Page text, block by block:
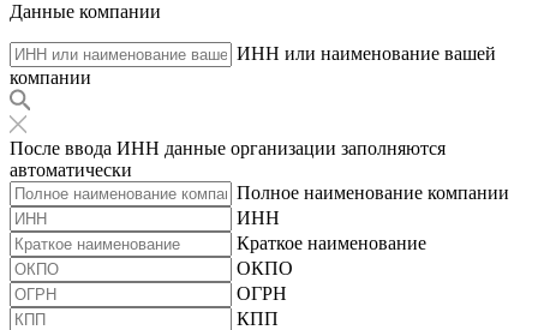
Данные компании
ИНН или наименование вашей
компании
После ввода ИНН данные организации заполняются
автоматически
Полное наименование компании
ИНН
Краткое наименование
ОКПО
ОГРН
КПП